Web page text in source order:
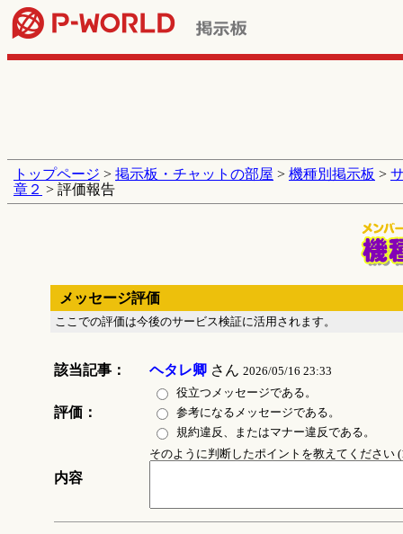
トップページ > 掲示板・チャットの部屋 > 機種別掲示板 >
章２ > 評価報告
メッセージ評価
ここでの評価は今後のサービス検証に活用されます。
該当記事： ヘタレ卿さん 2026/05/16 23:33
評価：
役立つメッセージである。
参考になるメッセージである。
規約違反、またはマナー違反である。
内容
そのように判断したポイントを教えてください